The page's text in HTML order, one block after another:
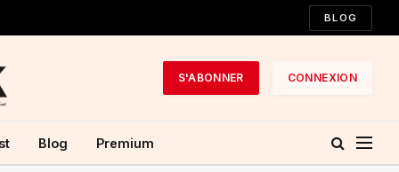
BLOG
S'ABONNER CONNEXION
Blog Premium